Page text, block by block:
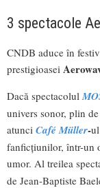
3 spectacole
CNDB aduce în
prestigioasei
Dacă spectacolul
univers sonor, plin
atunci Café Müller-
fanficțiunilor, într-un
umor. Al treilea
de Jean-Baptiste